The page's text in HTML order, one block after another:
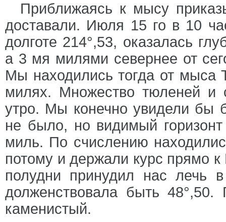
Приближаясь к мысу
доставали. Июля 15 го в 10
долготе 214°,53, оказалась
а 3 мя милями севернее от
Мы находились тогда от мыса
милях. Множество тюленей и
утро. Мы конечно увидели бы
не было, но видимый
миль. По счислению
потому и держали курс прямо
полудни принудил нас
долженствовала быть 48°,50.
каменистый.